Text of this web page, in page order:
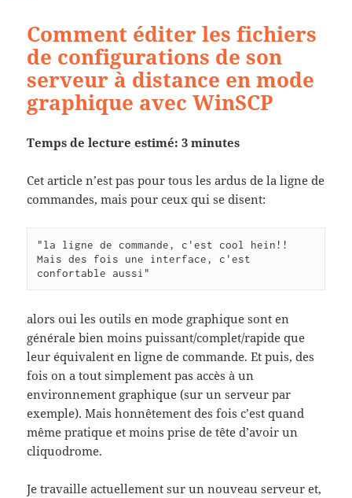
Comment éditer les fichiers
de configurations de son
serveur à distance en mode
graphique avec WinSCP
Temps de lecture estimé: 3 minutes
Cet article n’est pas pour tous les ardus de la ligne de
commandes, mais pour ceux qui se disent:
"la ligne de commande, c'est cool hein!!
Mais des fois une interface, c'est
confortable aussi"
alors oui les outils en mode graphique sont en
générale bien moins puissant/complet/rapide que
leur équivalent en ligne de commande. Et puis, des
fois on a tout simplement pas accès à un
environnement graphique (sur un serveur par
exemple). Mais honnêtement des fois c’est quand
même pratique et moins prise de tête d’avoir un
cliquodrome.
Je travaille actuellement sur un nouveau serveur et,